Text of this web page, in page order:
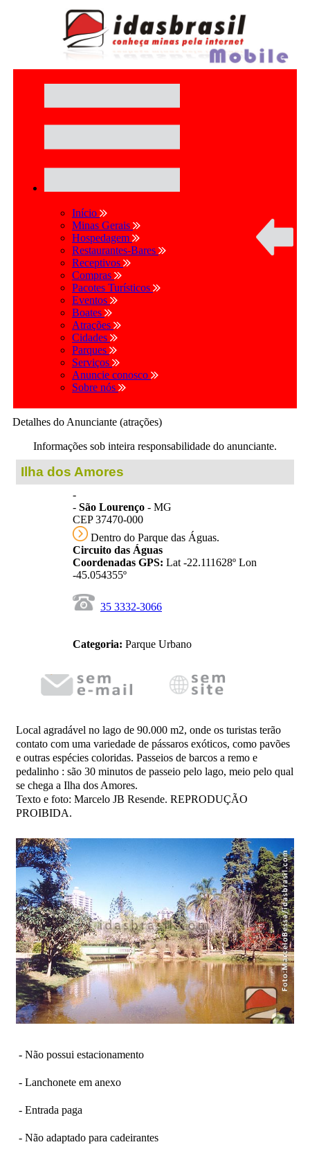
Início
Minas Gerais
Hospedagem
Restaurantes-Bares
Receptivos
Compras
Pacotes Turísticos
Eventos
Boates
Atrações
Cidades
Parques
Serviços
Anuncie conosco
Sobre nós
Detalhes do Anunciante (atrações)
Informações sob inteira responsabilidade do anunciante.
Ilha dos Amores
-
- São Lourenço - MG
CEP 37470-000
Dentro do Parque das Águas.
Circuito das Águas
Coordenadas GPS: Lat -22.111628º Lon
-45.054355º
35 3332-3066
Categoria: Parque Urbano
Local agradável no lago de 90.000 m2, onde os turistas terão
contato com uma variedade de pássaros exóticos, como pavões
e outras espécies coloridas. Passeios de barcos a remo e
pedalinho : são 30 minutos de passeio pelo lago, meio pelo qual
se chega a Ilha dos Amores.
Texto e foto: Marcelo JB Resende. REPRODUÇÃO
PROIBIDA.
- Não possui estacionamento
- Lanchonete em anexo
- Entrada paga
- Não adaptado para cadeirantes